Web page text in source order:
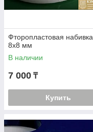
Фторопластовая набивка,
8х8 мм
В наличии
7 000 ₸
Купить